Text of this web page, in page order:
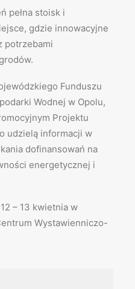
pełna stoisk i
gdzie innowacyjne
potrzebami
Funduszu
Wodnej w Opolu,
Projektu
udzielą informacji w
dofinansowań na
energetycznej i
– 13 kwietnia w
Wystawienniczo-